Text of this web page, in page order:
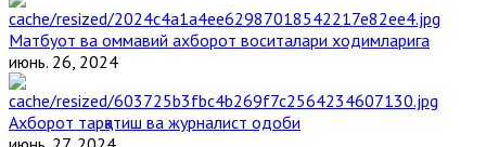
Матбуот ва оммавий ахборот воситалари ходимларига
июнь. 26, 2024
Ахборот тарқатиш ва журналист одоби